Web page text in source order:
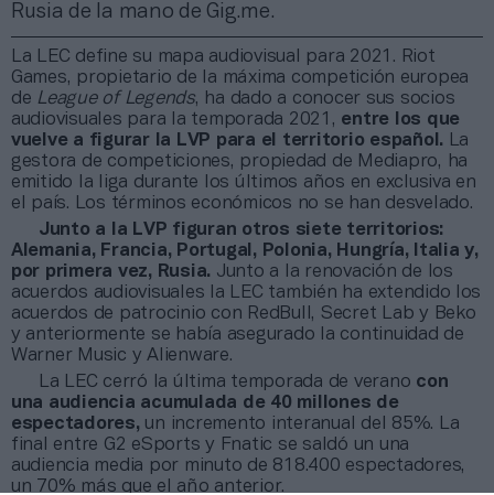
Rusia de la mano de Gig.me.
La LEC define su mapa audiovisual para 2021. Riot
Games, propietario de la máxima competición europea
de League of Legends, ha dado a conocer sus socios
audiovisuales para la temporada 2021, entre los que
vuelve a figurar la LVP para el territorio español.
La
gestora de competiciones, propiedad de Mediapro, ha
emitido la liga durante los últimos años en exclusiva en
el país. Los términos económicos no se han desvelado.
Junto a la LVP figuran otros siete territorios:
Alemania, Francia, Portugal, Polonia, Hungría, Italia y,
por primera vez, Rusia. Junto a la renovación de los
acuerdos audiovisuales la LEC también ha extendido los
acuerdos de patrocinio con RedBull, Secret Lab y Beko
y anteriormente se había asegurado la continuidad de
Warner Music y Alienware.
La LEC cerró la última temporada de verano con
una audiencia acumulada de 40 millones de
espectadores, un incremento interanual del 85%. La
final entre G2 eSports y Fnatic se saldó un una
audiencia media por minuto de 818.400 espectadores,
un 70% más que el año anterior.